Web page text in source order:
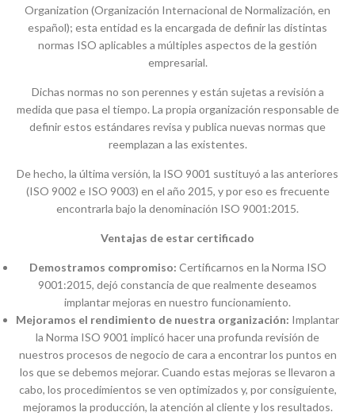
Organization (Organización Internacional de Normalización, en
español); esta entidad es la encargada de definir las distintas
normas ISO aplicables a múltiples aspectos de la gestión
empresarial.
Dichas normas no son perennes y están sujetas a revisión a
medida que pasa el tiempo. La propia organización responsable de
definir estos estándares revisa y publica nuevas normas que
reemplazan a las existentes.
De hecho, la última versión, la ISO 9001 sustituyó a las anteriores
(ISO 9002 e ISO 9003) en el año 2015, y por eso es frecuente
encontrarla bajo la denominación ISO 9001:2015.
Ventajas de estar certificado
Demostramos compromiso: Certificarnos en la Norma ISO
9001:2015, dejó constancia de que realmente deseamos
implantar mejoras en nuestro funcionamiento.
Mejoramos el rendimiento de nuestra organización: Implantar
la Norma ISO 9001 implicó hacer una profunda revisión de
nuestros procesos de negocio de cara a encontrar los puntos en
los que se debemos mejorar. Cuando estas mejoras se llevaron a
cabo, los procedimientos se ven optimizados y, por consiguiente,
mejoramos la producción, la atención al cliente y los resultados.